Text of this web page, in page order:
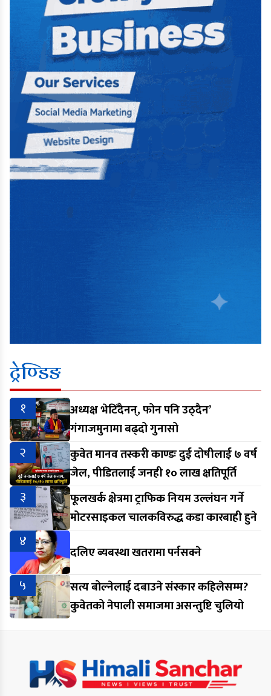
ट्रेण्डिङ
१
अध्यक्ष भेटिँदैनन्, फोन पनि उठ्दैन’
गंगाजमुनामा बढ्दो गुनासो
२
कुवेत मानव तस्करी काण्डः दुई दोषीलाई ७ वर्ष
जेल, पीडितलाई जनही १० लाख क्षतिपूर्ति
३
फूलखर्क क्षेत्रमा ट्राफिक नियम उल्लंघन गर्ने
मोटरसाइकल चालकविरुद्ध कडा कारबाही हुने
४
दलिए ब्यबस्था खतरामा पर्नसक्ने
५
सत्य बोल्नेलाई दबाउने संस्कार कहिलेसम्म?
कुवेतको नेपाली समाजमा असन्तुष्टि चुलियो